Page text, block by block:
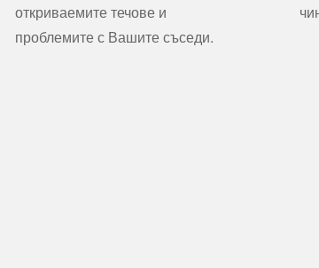
откриваемите течове и
проблемите с Вашите съседи.